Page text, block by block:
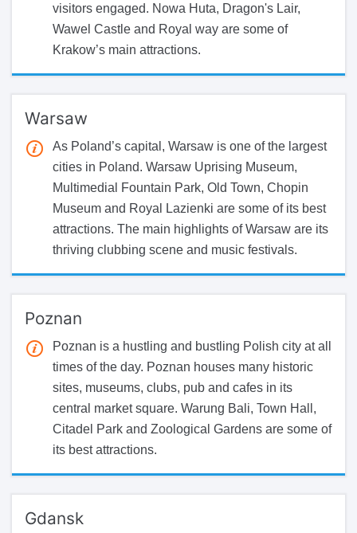
visitors engaged. Nowa Huta, Dragon's Lair,
Wawel Castle and Royal way are some of
Krakow’s main attractions.
Warsaw
As Poland’s capital, Warsaw is one of the largest
cities in Poland. Warsaw Uprising Museum,
Multimedial Fountain Park, Old Town, Chopin
Museum and Royal Lazienki are some of its best
attractions. The main highlights of Warsaw are its
thriving clubbing scene and music festivals.
Poznan
Poznan is a hustling and bustling Polish city at all
times of the day. Poznan houses many historic
sites, museums, clubs, pub and cafes in its
central market square. Warung Bali, Town Hall,
Citadel Park and Zoological Gardens are some of
its best attractions.
Gdansk